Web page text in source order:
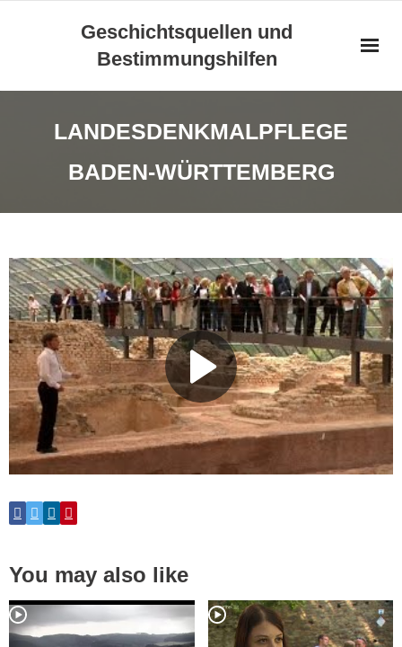
Geschichtsquellen und
Bestimmungshilfen
LANDESDENKMALPFLEGE
BADEN-WÜRTTEMBERG
You may also like